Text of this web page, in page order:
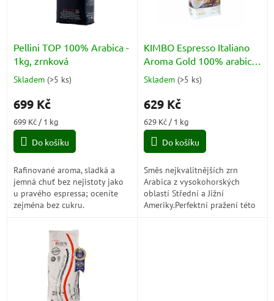
Pellini TOP 100% Arabica -
1kg, zrnková
Průměrné
produktu
5,0
5
Skladem (>5 ks)
699 Kč
Měrná
cena:
699 Kč / 1 kg
Do košíku
Rafinované aroma, sladká a
jemná chuť bez nejistoty jako
u pravého espressa; oceníte
zejména bez cukru.
KIMBO Espresso Italiano
Aroma Gold 100% arabica
1kg
Průměrné
produktu
5,0
5
Skladem (>5 ks)
629 Kč
Měrná
cena:
629 Kč / 1 kg
Do košíku
Směs nejkvalitnějších zrn
Arabica z vysokohorských
oblastí Střední a Jižní
Ameriky.Perfektní pražení této